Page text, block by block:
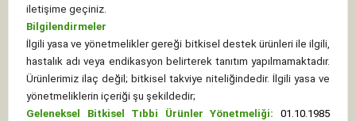
iletişime geçiniz.
Bilgilendirmeler
İlgili yasa ve yönetmelikler gereği bitkisel destek ürünleri ile ilgili,
hastalık adı veya endikasyon belirterek tanıtım yapılmamaktadır.
Ürünlerimiz ilaç değil; bitkisel takviye niteliğindedir. İlgili yasa ve
yönetmeliklerin içeriği şu şekildedir;
Geleneksel Bitkisel Tıbbi Ürünler Yönetmeliği: 01.10.1985